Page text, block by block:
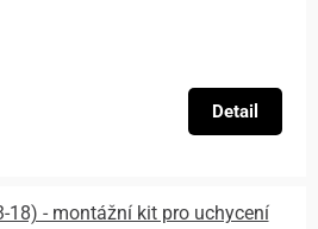
Detail
18) - montážní kit pro uchycení